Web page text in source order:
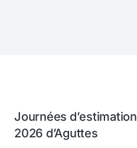
Journées
2026 d’Aguttes